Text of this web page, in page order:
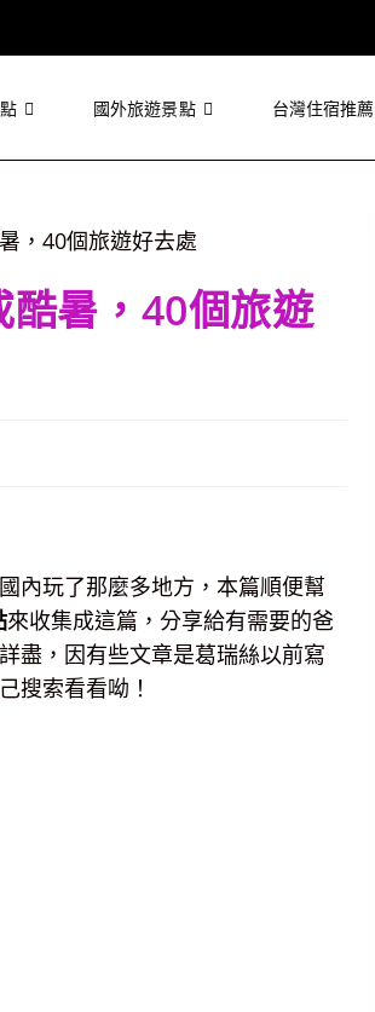
國外旅遊景點 台灣住宿推薦
酷暑，40個旅遊
內玩了那麼多地方，本篇順便幫
來收集成這篇，分享給有需要的爸
盡，因有些文章是葛瑞絲以前寫
搜索看看呦！